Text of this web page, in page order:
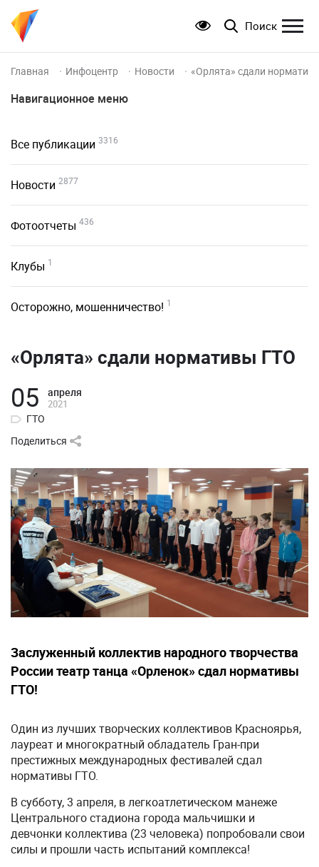
Поиск
Главная Инфоцентр Новости «Орлята» сдали
Навигационное меню
Все публикации 3316
Новости 2877
Фотоотчеты 436
Клубы 1
Осторожно, мошенничество! 1
«Орлята» сдали нормативы ГТО
05 апреля
2021
ГТО
Поделиться
Заслуженный коллектив народного творчества
России театр танца «Орленок» сдал нормативы
ГТО!
Один из лучших творческих коллективов Красноярья,
лауреат и многократный обладатель Гран-при
престижных международных фестивалей сдал
нормативы ГТО.
В субботу, 3 апреля, в легкоатлетическом манеже
Центрального стадиона города мальчишки и
девчонки коллектива (23 человека) попробовали свои
силы и прошли часть испытаний комплекса!